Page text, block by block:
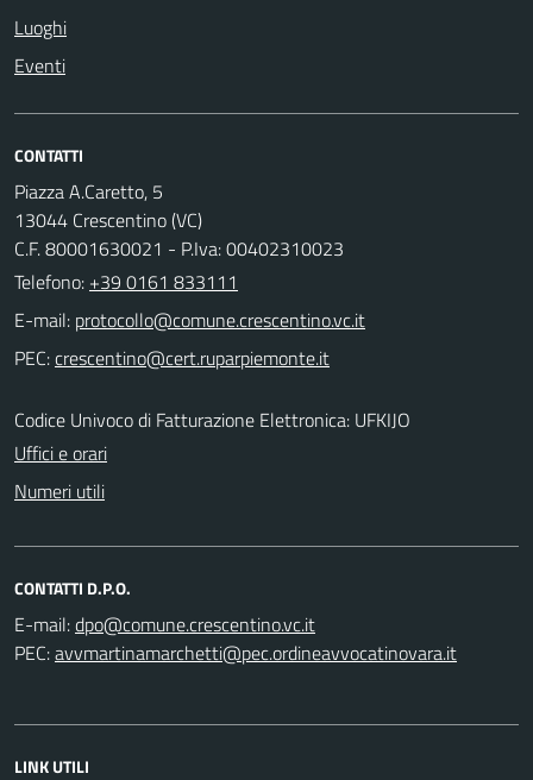
Luoghi
Eventi
CONTATTI
Piazza A.Caretto, 5
13044 Crescentino (VC)
C.F. 80001630021 - P.Iva: 00402310023
Telefono: +39 0161 833111
E-mail:
PEC:
Codice Univoco di Fatturazione Elettronica: UFKIJO
Uffici e orari
Numeri utili
CONTATTI D.P.O.
E-mail:
PEC:
LINK UTILI